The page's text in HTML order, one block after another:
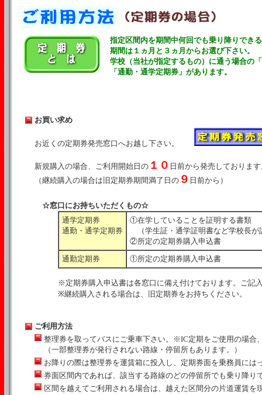
指定区間内を期間中何回でも乗り降りでき
期間は１ヵ月と３ヵ月からお選び下さい。
学校（当社が指定するもの）に通う場合の
「通勤・通学定期券」があります。
お買い求め
お近くの定期券発売窓口へお越し下さい。
新規購入の場合、ご利用開始日の １０ 日前から発売しておりま
（継続購入の場合は旧定期券期間満了日の ９ 日前から）
☆窓口にお持ちいただくもの☆
通学定期券
通勤・通学定期券
①在学していることを証明する書類
（学生証・通学証明書など学校長が
②所定の定期券購入申込書
通勤定期券
①所定の定期券購入申込書
※定期券購入申込書は各窓口に備え付けております。ご記
※継続購入される場合は、旧定期券をお持ちください。
ご利用方法
整理券を取ってバスにご乗車下さい。※IC定期をご使用の場合
（一部整理券が発行されない路線・停留所もあります。）
お降りの際は整理券を運賃箱に投入し、定期券面を乗務員には
券面区間内であれば、該当する路線のどの停留所でも乗り降り
区間を越えてご利用される場合は、越えた区間分の片道運賃を